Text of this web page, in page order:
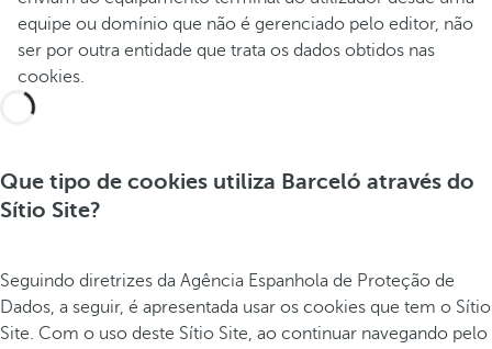
equipe ou domínio que não é gerenciado pelo editor, não
ser por outra entidade que trata os dados obtidos nas
cookies.
Que tipo de cookies utiliza Barceló através do
Sítio Site?
Seguindo diretrizes da Agência Espanhola de Proteção de
Dados, a seguir, é apresentada usar os cookies que tem o Sítio
Site. Com o uso deste Sítio Site, ao continuar navegando pelo